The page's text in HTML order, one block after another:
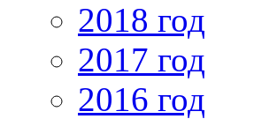
2018 год
2017 год
2016 год